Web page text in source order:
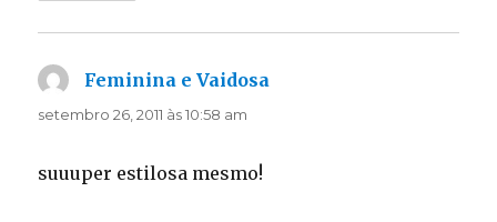
Feminina e Vaidosa
setembro 26, 2011 às 10:58 am
suuuper estilosa mesmo!